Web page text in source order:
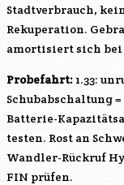
Stadtverbrauch,
Rekuperation.
amortisiert sich bei
Probefahrt: 1.33:
Schubabschaltung
Batterie-
testen. Rost an
Wandler-Rückruf
FIN prüfen.